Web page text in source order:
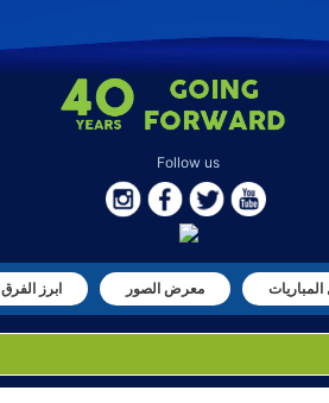
Follow us
ابرز الفرق معرض الصور